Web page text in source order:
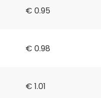
€ 0.95
€ 0.98
€ 1.01